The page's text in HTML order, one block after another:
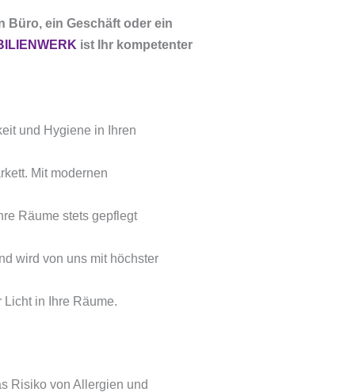
Büro, ein Geschäft oder ein
ist Ihr kompetenter
und Hygiene in Ihren
Mit modernen
Räume stets gepflegt
wird von uns mit höchster
in Ihre Räume.
Risiko von Allergien und